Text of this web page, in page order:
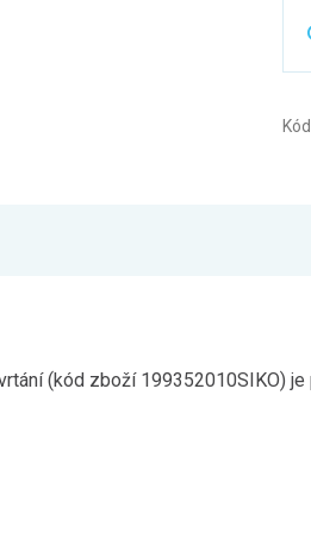
(kód zboží 199352010SIKO)